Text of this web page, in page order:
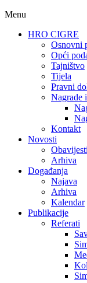
Menu
HRO CIGRE
Osnovni
Opći
Tajništvo
Tijela
Pravni
Nagrade
Kontakt
Novosti
Obavijesti
Arhiva
Događanja
Najava
Arhiva
Kalendar
Publikacije
Referati